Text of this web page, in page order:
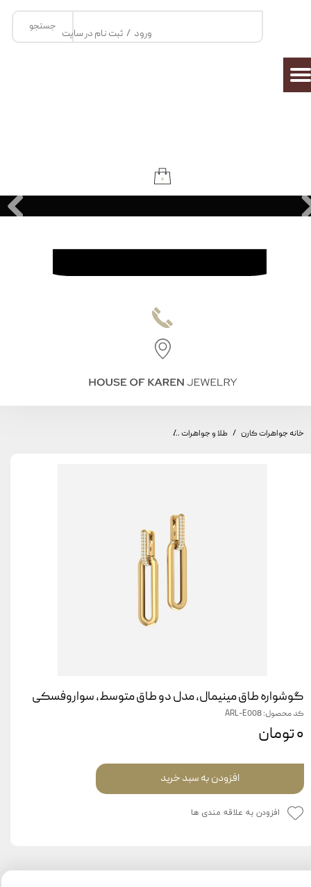
جستجو
۰
ورود / ثبت نام در سایت
تغییر گذر واژه
سفارشات
خانه جواهرات کارن طلا و جواهرات
گوشواره طاق مینیمال، مدل دو طاق متوسط، سواروفسکی
کد محصول: ARL-E008
۰ تومان
افزودن به سبد خرید
افزودن به علاقه مندی ها